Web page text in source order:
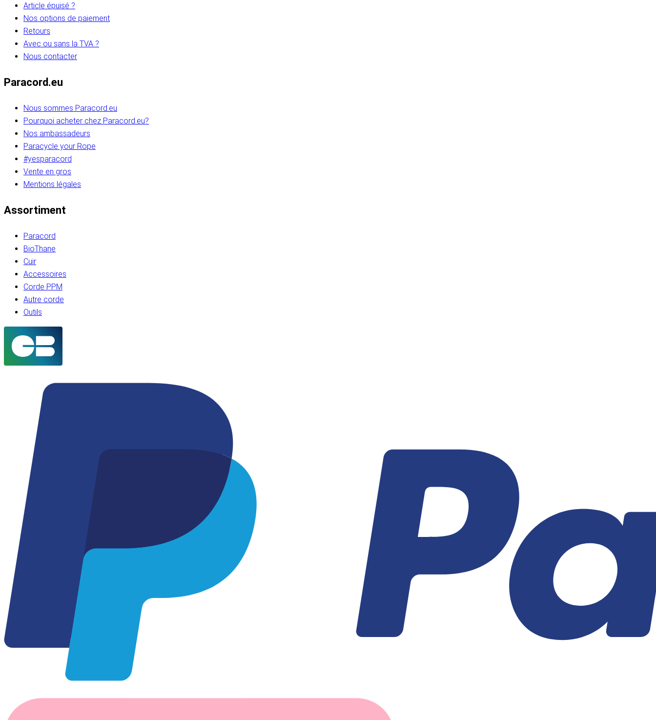
Article épuisé ?
Nos options de paiement
Retours
Avec ou sans la TVA ?
Nous contacter
Paracord.eu
Nous sommes Paracord.eu
Pourquoi acheter chez Paracord.eu?
Nos ambassadeurs
Paracycle your Rope
#yesparacord
Vente en gros
Mentions légales
Assortiment
Paracord
BioThane
Cuir
Accessoires
Corde PPM
Autre corde
Outils